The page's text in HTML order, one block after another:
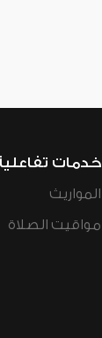
خدمات
المواريث
مواقيت الصلاة